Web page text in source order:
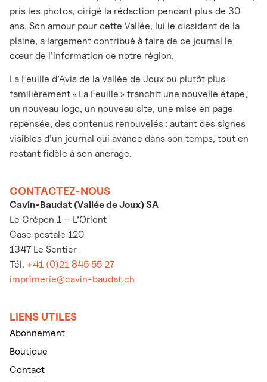
pris les photos, dirigé la rédaction pendant plus de 30
ans. Son amour pour cette Vallée, lui le dissident de la
plaine, a largement contribué à faire de ce journal le
cœur de l’information de notre région.
La Feuille d’Avis de la Vallée de Joux ou plutôt plus
familièrement « La Feuille » franchit une nouvelle étape,
un nouveau logo, un nouveau site, une mise en page
repensée, des contenus renouvelés : autant des signes
visibles d’un journal qui avance dans son temps, tout en
restant fidèle à son ancrage.
CONTACTEZ-NOUS
Cavin-Baudat (Vallée de Joux) SA
Le Crépon 1 – L’Orient
Case postale 120
1347 Le Sentier
Tél. +41 (0)21 845 55 27
imprimerie@cavin-baudat.ch
LIENS UTILES
Abonnement
Boutique
Contact